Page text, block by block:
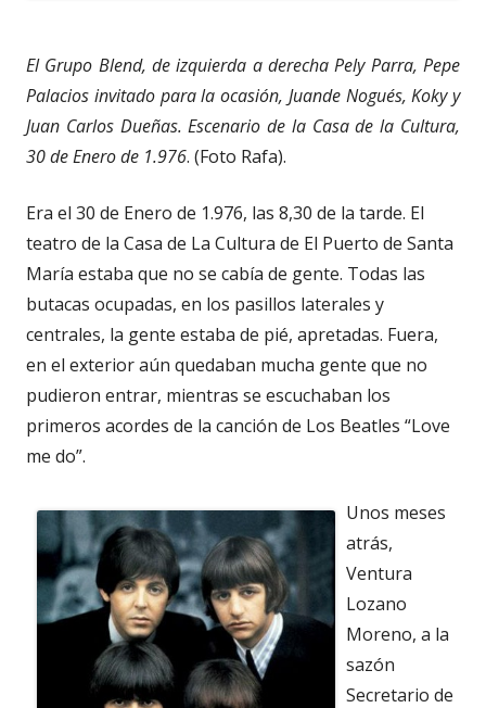
El Grupo Blend, de izquierda a derecha Pely Parra, Pepe
Palacios invitado para la ocasión, Juande Nogués, Koky y
Juan Carlos Dueñas. Escenario de la Casa de la Cultura,
30 de Enero de 1.976. (Foto Rafa).
Era el 30 de Enero de 1.976, las 8,30 de la tarde. El
teatro de la Casa de La Cultura de El Puerto de Santa
María estaba que no se cabía de gente. Todas las
butacas ocupadas, en los pasillos laterales y
centrales, la gente estaba de pié, apretadas. Fuera,
en el exterior aún quedaban mucha gente que no
pudieron entrar, mientras se escuchaban los
primeros acordes de la canción de Los Beatles “Love
me do”.
Unos meses
atrás,
Ventura
Lozano
Moreno, a la
sazón
Secretario de